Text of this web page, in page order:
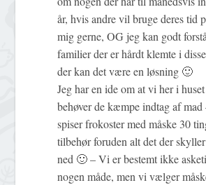
år, hvis andre vil bruge deres tid
mig gerne, OG jeg kan godt
familier der er hårdt klemte i
der kan det være en løsning 🙂
Jeg har en ide om at vi her i
behøver de kæmpe indtag af mad
spiser frokoster med måske 30
tilbehør foruden alt det der
ned 🙂 – Vi er bestemt ikke
nogen måde, men vi vælger